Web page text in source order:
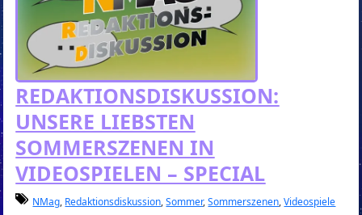
REDAKTIONSDISKUSSION:
UNSERE LIEBSTEN
SOMMERSZENEN IN
VIDEOSPIELEN – SPECIAL
NMag, Redaktionsdiskussion,Sommer,Sommerszenen,Videospiele